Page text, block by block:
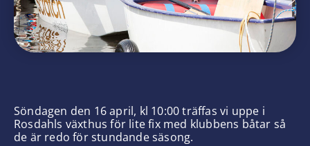
Söndagen den 16 april, kl 10:00 träffas vi uppe i
Rosdahls växthus för lite fix med klubbens båtar så
de är redo för stundande säsong.